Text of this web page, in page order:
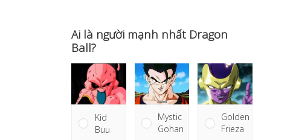
Ai là người mạnh nhất Dragon
Ball?
Kid
Buu
Mystic
Gohan
Golden
Frieza